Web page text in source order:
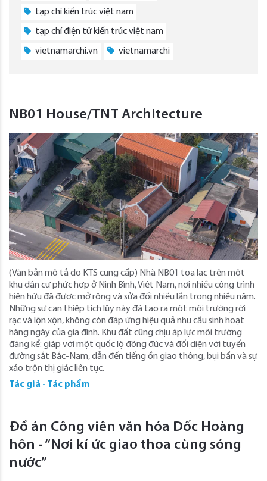
tạp chí kiến trúc việt nam
tạp chí điện tử kiến trúc việt nam
vietnamarchi.vn vietnamarchi
NB01 House/TNT Architecture
(Văn bản mô tả do KTS cung cấp) Nhà NB01 tọa lạc trên một
khu dân cư phức hợp ở Ninh Bình, Việt Nam, nơi nhiều công trình
hiện hữu đã được mở rộng và sửa đổi nhiều lần trong nhiều năm.
Những sự can thiệp tích lũy này đã tạo ra một môi trường rời
rạc và lộn xộn, không còn đáp ứng hiệu quả nhu cầu sinh hoạt
hàng ngày của gia đình. Khu đất cũng chịu áp lực môi trường
đáng kể: giáp với một quốc lộ đông đúc và đối diện với tuyến
đường sắt Bắc-Nam, dẫn đến tiếng ồn giao thông, bụi bẩn và sự
xáo trộn thị giác liên tục.
Tác giả - Tác phẩm
Đồ án Công viên văn hóa Dốc Hoàng
hôn - “Nơi kí ức giao thoa cùng sóng
nước”